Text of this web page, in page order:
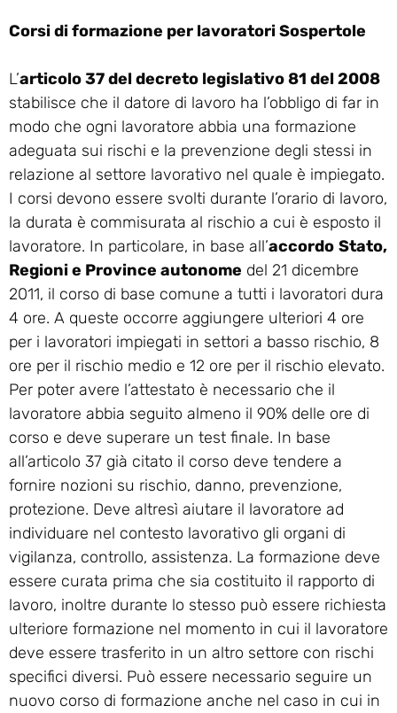
Corsi di formazione per lavoratori Sospertole
L’articolo 37 del decreto legislativo 81 del 2008
stabilisce che il datore di lavoro ha l’obbligo di far in
modo che ogni lavoratore abbia una formazione
adeguata sui rischi e la prevenzione degli stessi in
relazione al settore lavorativo nel quale è impiegato.
I corsi devono essere svolti durante l’orario di lavoro,
la durata è commisurata al rischio a cui è esposto il
lavoratore. In particolare, in base all’accordo Stato,
Regioni e Province autonome del 21 dicembre
2011, il corso di base comune a tutti i lavoratori dura
4 ore. A queste occorre aggiungere ulteriori 4 ore
per i lavoratori impiegati in settori a basso rischio, 8
ore per il rischio medio e 12 ore per il rischio elevato.
Per poter avere l’attestato è necessario che il
lavoratore abbia seguito almeno il 90% delle ore di
corso e deve superare un test finale. In base
all’articolo 37 già citato il corso deve tendere a
fornire nozioni su rischio, danno, prevenzione,
protezione. Deve altresì aiutare il lavoratore ad
individuare nel contesto lavorativo gli organi di
vigilanza, controllo, assistenza. La formazione deve
essere curata prima che sia costituito il rapporto di
lavoro, inoltre durante lo stesso può essere richiesta
ulteriore formazione nel momento in cui il lavoratore
deve essere trasferito in un altro settore con rischi
specifici diversi. Può essere necessario seguire un
nuovo corso di formazione anche nel caso in cui in